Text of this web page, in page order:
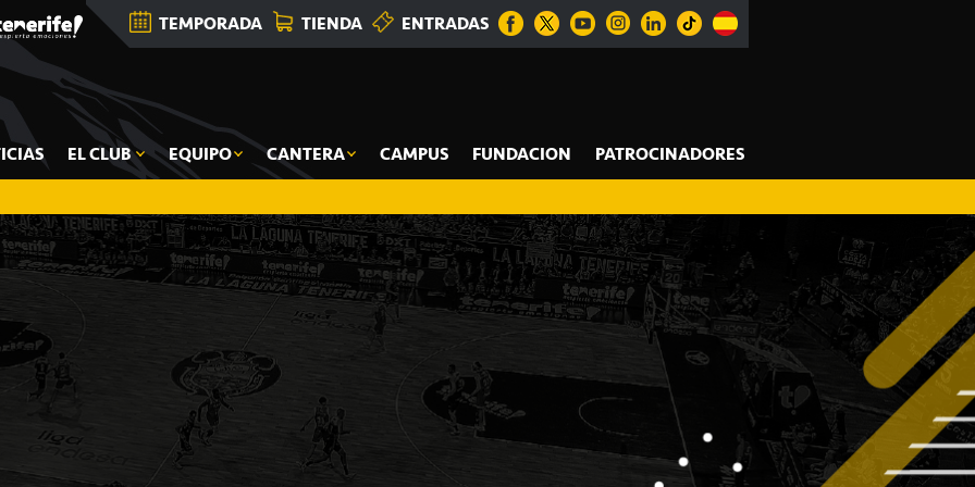
TEMPORADA TIENDA ENTRADAS
EL CLUB EQUIPO CANTERA CAMPUS FUNDACION PATROCINADORES